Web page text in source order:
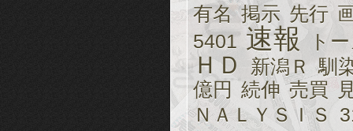
有名 掲示 先行
5401 速報 ト
ＨＤ 新潟Ｒ 馴
億円 続伸 売買
ＮＡＬＹＳＩＳ